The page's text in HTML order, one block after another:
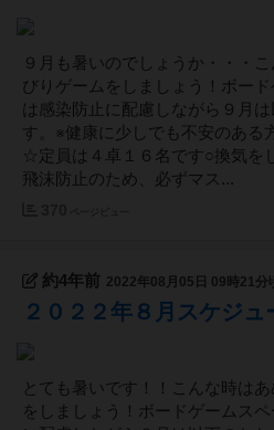
９月も暑いのでしょうか・・・
びりゲームをしましょう！ボー
は感染防止に配慮しながら９月
す。※健康に少しでも不安のある
☆定員は４卓１６名です○換気を
飛沫防止のため、必ずマス...
約4年前 2022年08月05日 09時21分頃
２０２２年８月スケジュ
とても暑いです！！こんな時は
をしましょう！ボードゲームス